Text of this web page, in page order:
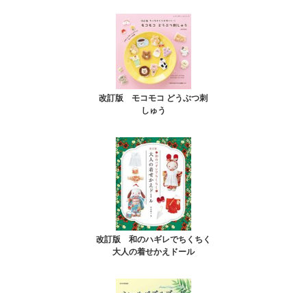
改訂版 モコモコ どうぶつ刺
しゅう
改訂版 和のハギレでちくちく
大人の着せかえドール